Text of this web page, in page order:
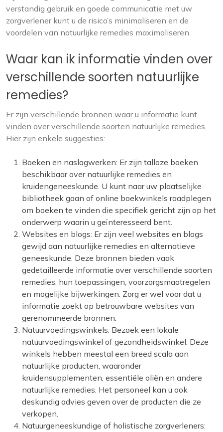
verstandig gebruik en goede communicatie met uw
zorgverlener kunt u de risico’s minimaliseren en de
voordelen van natuurlijke remedies maximaliseren.
Waar kan ik informatie vinden over
verschillende soorten natuurlijke
remedies?
Er zijn verschillende bronnen waar u informatie kunt
vinden over verschillende soorten natuurlijke remedies.
Hier zijn enkele suggesties:
Boeken en naslagwerken: Er zijn talloze boeken
beschikbaar over natuurlijke remedies en
kruidengeneeskunde. U kunt naar uw plaatselijke
bibliotheek gaan of online boekwinkels raadplegen
om boeken te vinden die specifiek gericht zijn op het
onderwerp waarin u geïnteresseerd bent.
Websites en blogs: Er zijn veel websites en blogs
gewijd aan natuurlijke remedies en alternatieve
geneeskunde. Deze bronnen bieden vaak
gedetailleerde informatie over verschillende soorten
remedies, hun toepassingen, voorzorgsmaatregelen
en mogelijke bijwerkingen. Zorg er wel voor dat u
informatie zoekt op betrouwbare websites van
gerenommeerde bronnen.
Natuurvoedingswinkels: Bezoek een lokale
natuurvoedingswinkel of gezondheidswinkel. Deze
winkels hebben meestal een breed scala aan
natuurlijke producten, waaronder
kruidensupplementen, essentiële oliën en andere
natuurlijke remedies. Het personeel kan u ook
deskundig advies geven over de producten die ze
verkopen.
Natuurgeneeskundige of holistische zorgverleners: